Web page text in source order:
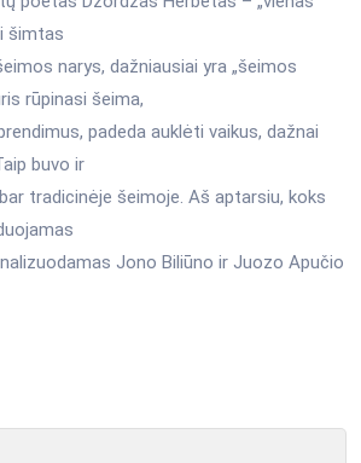
šimtas
narys, dažniausiai yra „šeimos
rūpinasi šeima,
padeda auklėti vaikus, dažnai
buvo ir
tradicinėje šeimoje. Aš aptarsiu, koks
Jono Biliūno ir Juozo Apučio